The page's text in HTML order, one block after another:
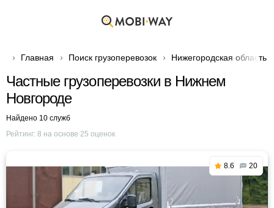
Главная Поиск грузоперевозок Нижегородская область
Частные грузоперевозки в Нижнем
Новгороде
Найдено 10 служб
Рейтинг: 8 на основе 25 оценок
8.6 20